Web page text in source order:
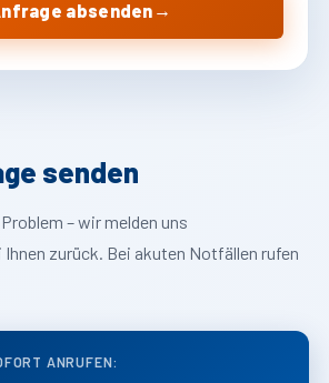
senden
– wir melden uns
zurück. Bei akuten Notfällen rufen
ANRUFEN:
absenden →